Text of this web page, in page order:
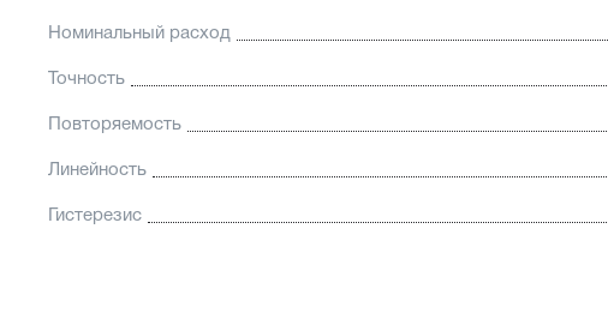
Номинальный расход
Точность
Повторяемость
Линейность
Гистерезис